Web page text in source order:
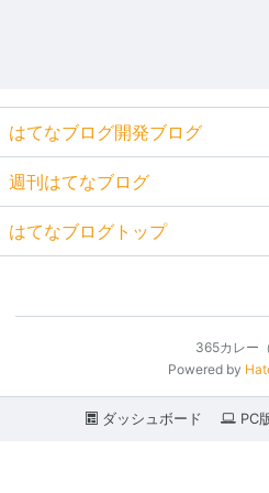
はてなブログ開発ブログ
週刊はてなブログ
はてなブログトップ
365カレー
Powered by
ダッシュボード PC